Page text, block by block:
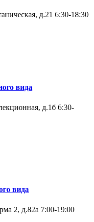
д.21 6:30-18:30
вида
д.1б 6:30-
вида
2, д.82а 7:00-19:00